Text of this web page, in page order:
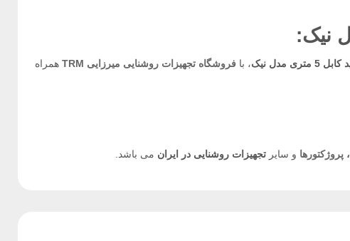
:
، بافروشگاه تجهیزات روشنایی میرزایی TRM همراه
،پروژکتورها و سایرتجهیزات روشنایی در ایران می باشد.